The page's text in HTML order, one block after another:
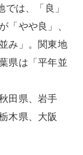
は、「良」
「やや良」、
み」。関東地
県は「平年並
田県、岩手
木県、大阪